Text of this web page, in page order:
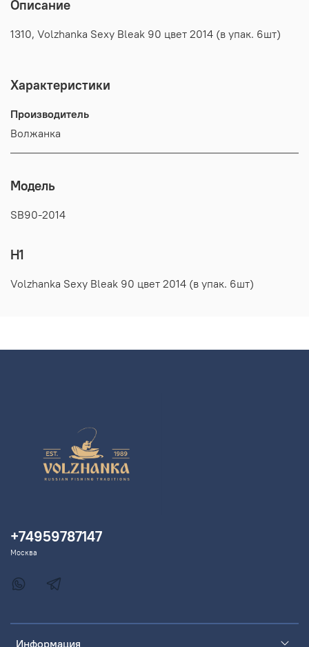
Описание
1310, Volzhanka Sexy Bleak 90 цвет 2014 (в упак. 6шт)
Характеристики
Производитель
Волжанка
Модель
SB90-2014
H1
Volzhanka Sexy Bleak 90 цвет 2014 (в упак. 6шт)
Информация
+74959787147
Москва